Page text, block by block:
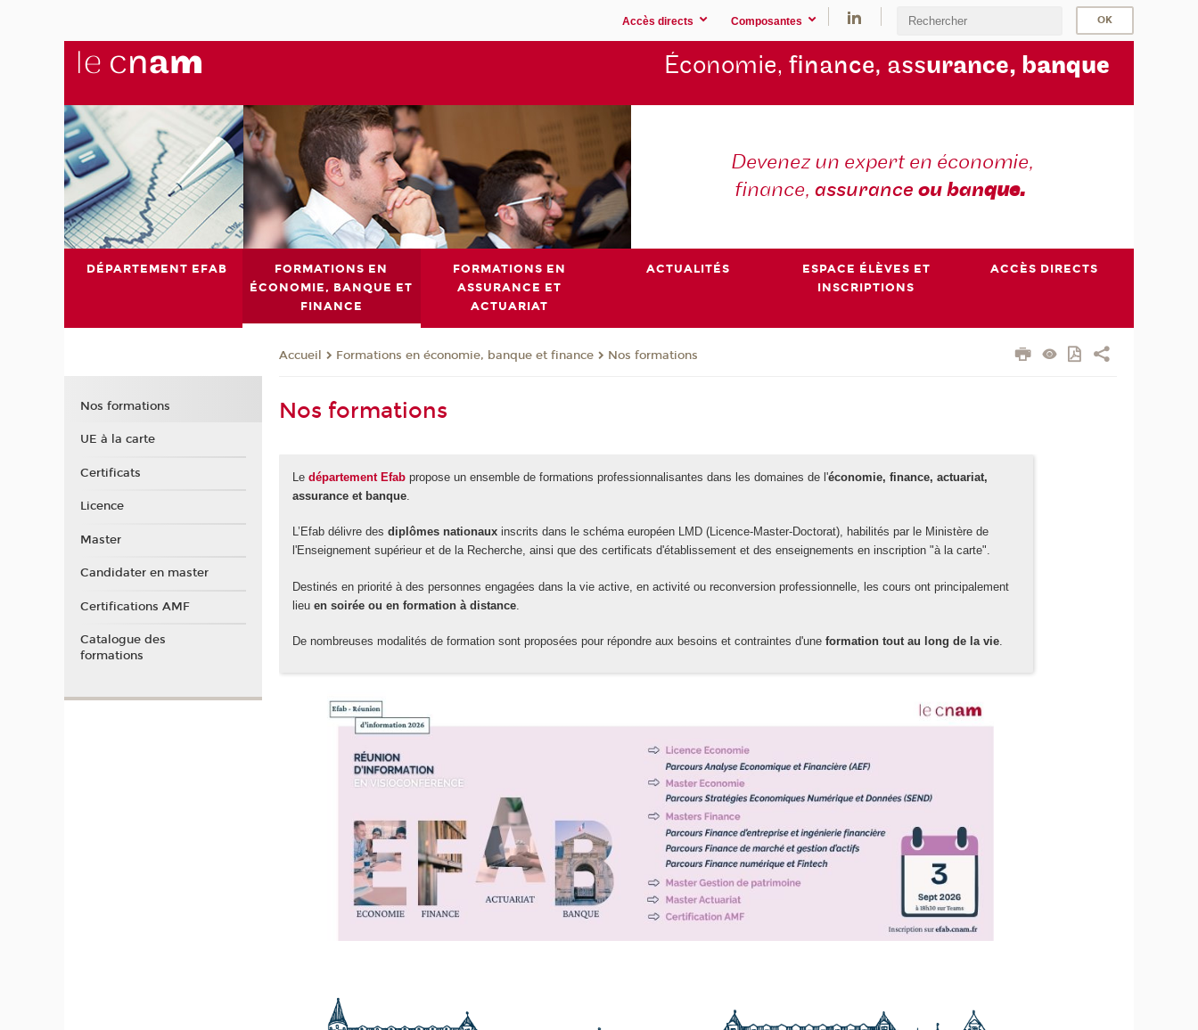
Accès directs Composantes
Économie, finance, assurance, banque
Devenez un expert en économie,
finance, assurance ou banque.
DÉPARTEMENT EFAB
FORMATIONS EN
ÉCONOMIE, BANQUE ET
FINANCE
FORMATIONS EN
ASSURANCE ET
ACTUARIAT
ACTUALITÉS
ESPACE ÉLÈVES ET
INSCRIPTIONS
ACCÈS DIRECTS
Accueil Formations en économie, banque et finance Nos formations
Nos formations
Ledépartement Efab propose un ensemble de formations professionnalisantes dans les domaines de l'économie, finance, actuariat,
assurance et banque
L’Efab délivre desdiplômes nationaux inscrits dans le schéma européen LMD (Licence-Master-Doctorat), habilités par le Ministère de
l'Enseignement supérieur et de la Recherche, ainsi que des certificats d'établissement et des enseignements en inscription "à la carte".
Destinés en priorité à des personnes engagées dans la vie active, en activité ou reconversion professionnelle, les cours ont principalement
lieuen soirée ou en formation à distance
De nombreuses modalités de formation sont proposées pour répondre aux besoins et contraintes d'uneformation tout au long de la vie.
Nos formations
UE à la carte
Certificats
Licence
Master
Candidater en master
Certifications AMF
Catalogue des
formations